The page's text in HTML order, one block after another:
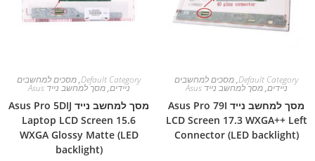
Default Category
,מסכים למחשבים
ניידים,מסך למחשב נייד Asus
מסך למחשב נייד Asus Pro 79I
LCD Screen 17.3 WXGA++ Left
Connector (LED backlight)
Default Category
,מסכים למחשבים
ניידים,מסך למחשב נייד Asus
מסך למחשב נייד Asus Pro 5DIJ
Laptop LCD Screen 15.6
WXGA Glossy Matte (LED
backlight)